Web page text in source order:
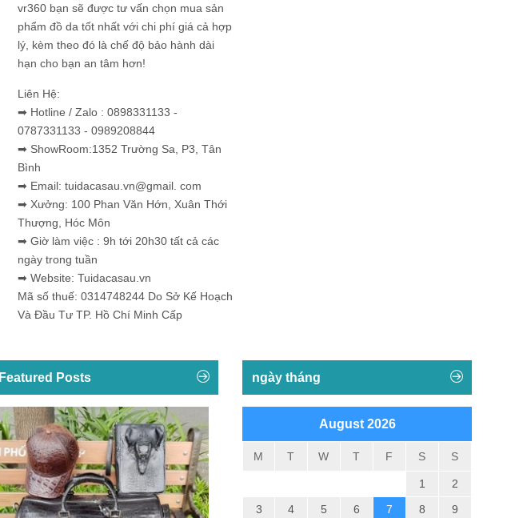
vr360 bạn sẽ được tư vấn chọn mua sản
phẩm đồ da tốt nhất với chi phí giá cả hợp
lý, kèm theo đó là chế độ bảo hành dài
hạn cho bạn an tâm hơn!
Liên Hệ:
➡ Hotline / Zalo : 0898331133 -
0787331133 - 0989208844
➡ ShowRoom:1352 Trường Sa, P3, Tân
Bình
➡ Email: tuidacasau.vn@gmail. com
➡ Xưởng: 100 Phan Văn Hớn, Xuân Thới
Thượng, Hóc Môn
➡ Giờ làm việc : 9h tới 20h30 tất cả các
ngày trong tuần
➡ Website: Tuidacasau.vn
Mã số thuế: 0314748244 Do Sở Kế Hoạch
Và Đầu Tư TP. Hồ Chí Minh Cấp
Featured Posts ngày tháng
August 2026
M T W T F S S
1
2
3
4 5 6 7 8 9